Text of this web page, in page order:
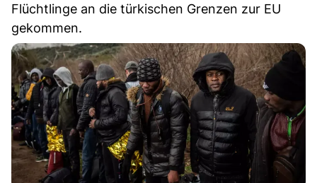
Flüchtlinge an die türkischen Grenzen zur EU
gekommen.